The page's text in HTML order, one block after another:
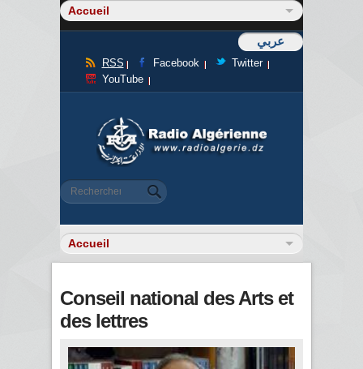
عربي
RSS Facebook
Twitter
YouTube
Formulaire de recherche
Rechercher
Conseil national des Arts et
des lettres